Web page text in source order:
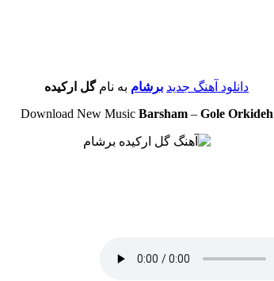
دانلود آهنگ جدید برشام به نام گل ارکیده
Download New Music Barsham– Gole Orkideh